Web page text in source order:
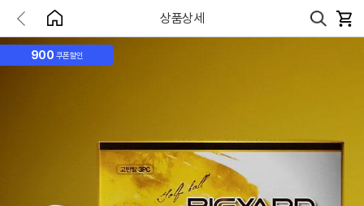
상품상세
900 쿠폰할인